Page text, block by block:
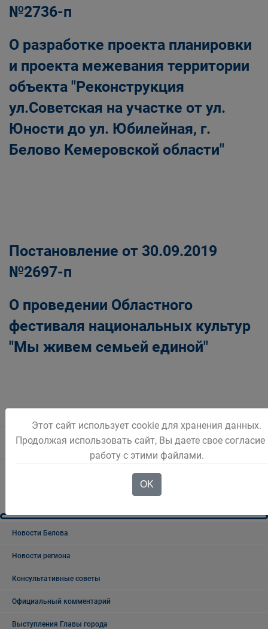
№2736-п
О разработке проекта планировки
и проекта межевания территории
объекта "Реконструкция
ул.Советская на участке от ул.
Юности до ул. Юбилейная, г.
Белово Кемеровской области"
Постановление от 30.09.2019
№2697-п
О проведении Областного
фестиваля национальных культур
"Мы живем семьей единой"
1 2 3 4 5
Новости Белова
Новости региона
Консультативные советы
Официальный комментарий
Выступления Главы города
Этот сайт использует cookie для хранения данных.
Продолжая использовать сайт, Вы даете свое согласие
работу с этими файлами.
OK